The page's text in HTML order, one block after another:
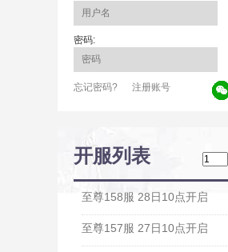
密码:
忘记密码? 注册账号
开服列表
至尊158服 28日10点开启
至尊157服 27日10点开启